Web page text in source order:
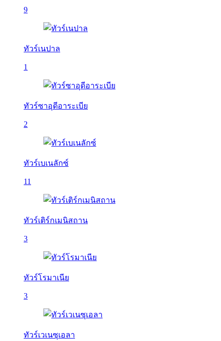
9
ทัวร์เนปาล
1
ทัวร์ซาอุดีอาระเบีย
2
ทัวร์เบเนลักซ์
11
ทัวร์เติร์กเมนิสถาน
3
ทัวร์โรมาเนีย
3
ทัวร์เวเนซุเอลา